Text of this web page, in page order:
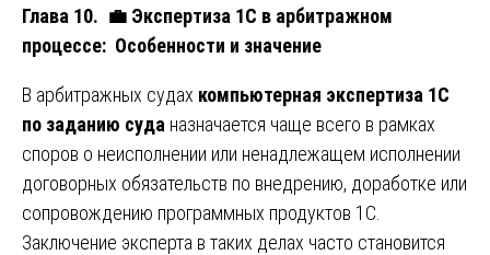
Глава 10. 💼 Экспертиза 1С в арбитражном
процессе: Особенности и значение
В арбитражных судах компьютерная экспертиза 1С
по заданию суда назначается чаще всего в рамках
споров о неисполнении или ненадлежащем исполнении
договорных обязательств по внедрению, доработке или
сопровождению программных продуктов 1С.
Заключение эксперта в таких делах часто становится